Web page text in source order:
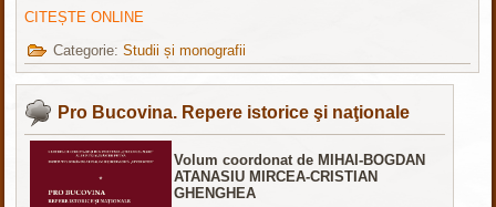
CITEȘTE ONLINE
Categorie:Studii și monografii
Pro Bucovina. Repere istorice şi naţionale
Volum coordonat de MIHAI-BOGDAN
ATANASIU MIRCEA-CRISTIAN
GHENGHEA